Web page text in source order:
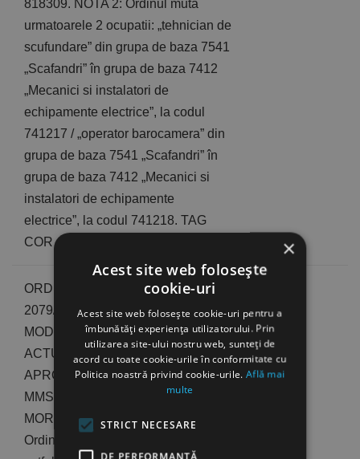
818309. NOTA 2: Ordinul muta
urmatoarele 2 ocupatii: „tehnician de
scufundare” din grupa de baza 7541
„Scafandri” în grupa de baza 7412
„Mecanici si instalatori de
echipamente electrice”, la codul
741217 / „operator barocamera” din
grupa de baza 7541 „Scafandri” în
grupa de baza 7412 „Mecanici si
instalatori de echipamente
electrice”, la codul 741218. TAG
COR
ORDINUL MMSS/INS
2079/1928/2024 PRIVIND
MODIFICAREA PROCEDURII DE
ACTUALIZARE A COR,
APROBATA PRIN ORDINUL
MMSS/INS 37/83/2022. Publicat in
MOR 1130/13.11.2024 NOTA:
Ordinul 2079/1928/2024 modifica
×
Acest site web folosește
cookie-uri
Acest site web folosește cookie-uri pentru a
îmbunătăți experiența utilizatorului. Prin
utilizarea site-ului nostru web, sunteți de
acord cu toate cookie-urile în conformitate cu
Politica noastră privind cookie-urile.Află mai
multe
STRICT NECESARE